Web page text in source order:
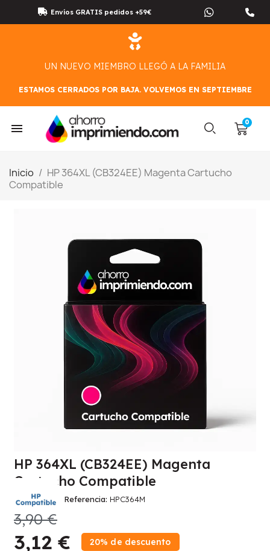
Envíos GRATIS pedidos +59€
UN NUEVO MIEMBRO LLEGÓ A LA FAMILIA
ESTAMOS CERRADOS POR BAJA. VOLVEMOS EN SEPTIEMBRE
Inicio
HP 364XL (CB324EE) Magenta Cartucho
Compatible
HP 364XL (CB324EE) Magenta
Cartucho Compatible
Referencia HPC364M
3,90 €
3,12 € 20% de descuento